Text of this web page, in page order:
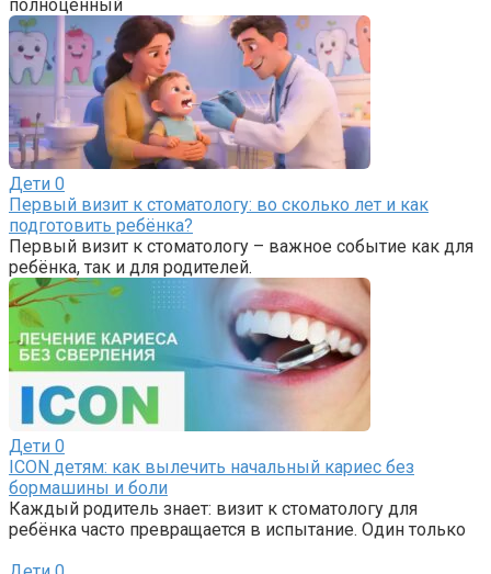
полноценный
Дети 0
Первый визит к стоматологу: во сколько лет и как
подготовить ребёнка?
Первый визит к стоматологу – важное событие как для
ребёнка, так и для родителей.
Дети 0
ICON детям: как вылечить начальный кариес без
бормашины и боли
Каждый родитель знает: визит к стоматологу для
ребёнка часто превращается в испытание. Один только